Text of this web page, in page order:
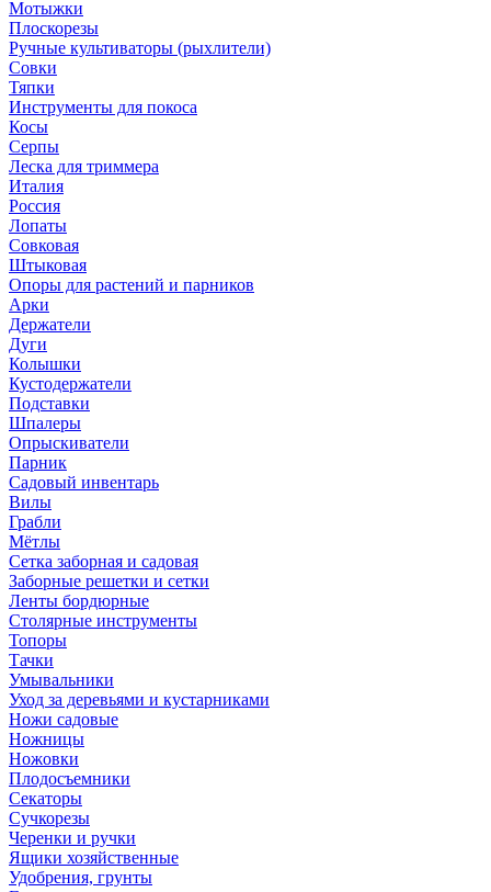
Мотыжки
Плоскорезы
Ручные культиваторы (рыхлители)
Совки
Тяпки
Инструменты для покоса
Косы
Серпы
Леска для триммера
Италия
Россия
Лопаты
Совковая
Штыковая
Опоры для растений и парников
Арки
Держатели
Дуги
Колышки
Кустодержатели
Подставки
Шпалеры
Опрыскиватели
Парник
Садовый инвентарь
Вилы
Грабли
Мётлы
Сетка заборная и садовая
Заборные решетки и сетки
Ленты бордюрные
Столярные инструменты
Топоры
Тачки
Умывальники
Уход за деревьями и кустарниками
Ножи садовые
Ножницы
Ножовки
Плодосъемники
Секаторы
Сучкорезы
Черенки и ручки
Ящики хозяйственные
Удобрения, грунты